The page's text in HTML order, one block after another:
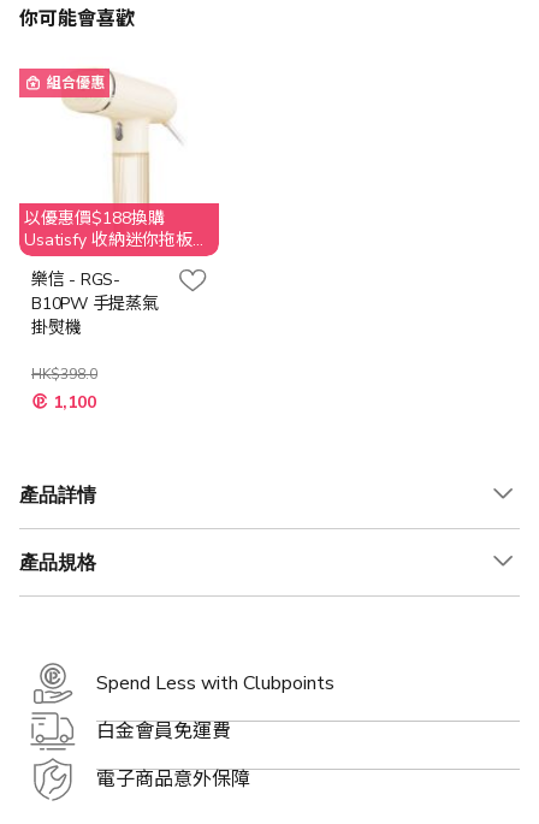
你可能會喜歡
組合優惠
以優惠價$188換購
Usatisfy 收納迷你拖板
(原價$269)
樂信 - RGS-
B10PW 手提蒸氣
掛熨機
HK$398.0
特 1,100
產品詳情
產品規格
Spend Less with Clubpoints
白金會員免運費
電子商品意外保障